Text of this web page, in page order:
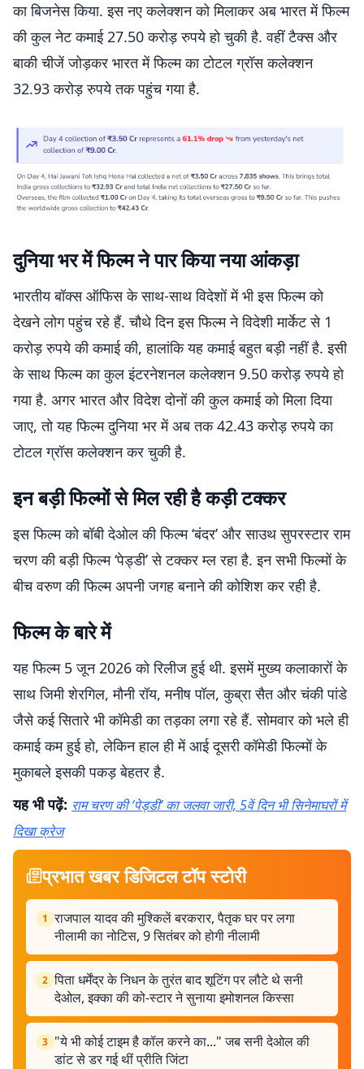
का बिजनेस किया. इस नए कलेक्शन को मिलाकर अब भारत में फिल्म
की कुल नेट कमाई 27.50 करोड़ रुपये हो चुकी है. वहीं टैक्स और
बाकी चीजें जोड़कर भारत में फिल्म का टोटल ग्रॉस कलेक्शन
32.93 करोड़ रुपये तक पहुंच गया है.
दुनिया भर में फिल्म ने पार किया नया आंकड़ा
भारतीय बॉक्स ऑफिस के साथ-साथ विदेशों में भी इस फिल्म को
देखने लोग पहुंच रहे हैं. चौथे दिन इस फिल्म ने विदेशी मार्केट से 1
करोड़ रुपये की कमाई की, हालांकि यह कमाई बहुत बड़ी नहीं है. इसी
के साथ फिल्म का कुल इंटरनेशनल कलेक्शन 9.50 करोड़ रुपये हो
गया है. अगर भारत और विदेश दोनों की कुल कमाई को मिला दिया
जाए, तो यह फिल्म दुनिया भर में अब तक 42.43 करोड़ रुपये का
टोटल ग्रॉस कलेक्शन कर चुकी है.
इन बड़ी फिल्मों से मिल रही है कड़ी टक्कर
इस फिल्म को बॉबी देओल की फिल्म ‘बंदर’ और साउथ सुपरस्टार राम
चरण की बड़ी फिल्म ‘पेड्डी’ से टक्कर म्ल रहा है. इन सभी फिल्मों के
बीच वरुण की फिल्म अपनी जगह बनाने की कोशिश कर रही है.
फिल्म के बारे में
यह फिल्म 5 जून 2026 को रिलीज हुई थी. इसमें मुख्य कलाकारों के
साथ जिमी शेरगिल, मौनी रॉय, मनीष पॉल, कुब्रा सैत और चंकी पांडे
जैसे कई सितारे भी कॉमेडी का तड़का लगा रहे हैं. सोमवार को भले ही
कमाई कम हुई हो, लेकिन हाल ही में आई दूसरी कॉमेडी फिल्मों के
मुकाबले इसकी पकड़ बेहतर है.
यह भी पढ़ें: राम चरण की ‘पेड्डी’ का जलवा जारी, 5वें दिन भी सिनेमाघरों में
दिखा क्रेज
प्रभात खबर डिजिटल टॉप स्टोरी
1 राजपाल यादव की मुश्किलें बरकरार, पैतृक घर पर लगा
नीलामी का नोटिस, 9 सितंबर को होगी नीलामी
2 पिता धर्मेंद्र के निधन के तुरंत बाद शूटिंग पर लौटे थे सनी
देओल, इक्का की को-स्टार ने सुनाया इमोशनल किस्सा
3 "ये भी कोई टाइम है कॉल करने का..." जब सनी देओल की
डांट से डर गई थीं प्रीति जिंटा